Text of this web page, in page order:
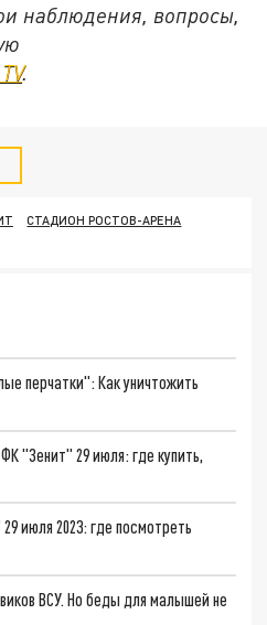
наблюдения, вопросы,
.
СТАДИОН РОСТОВ-АРЕНА
перчатки": Как уничтожить
"Зенит" 29 июля: где купить,
июля 2023: где посмотреть
ВСУ. Но беды для малышей не